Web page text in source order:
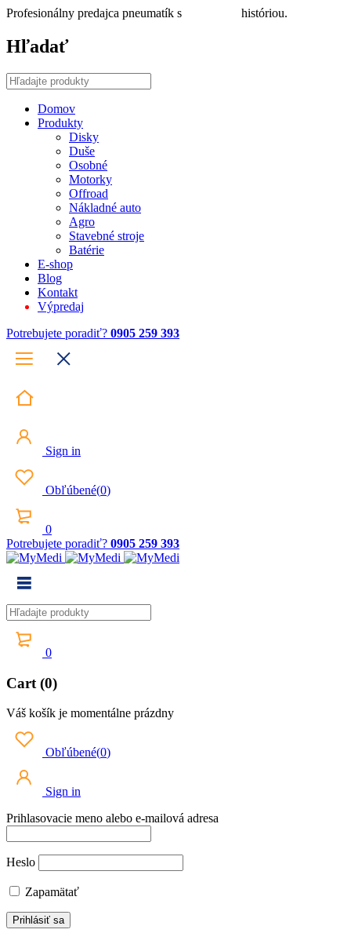
Profesionálny predajca pneumatík s históriou.
Hľadať
Domov
Produkty
Disky
Duše
Osobné
Motorky
Offroad
Nákladné auto
Agro
Stavebné stroje
Batérie
E-shop
Blog
Kontakt
Výpredaj
Potrebujete poradiť? 0905 259 393
Sign in
Obľúbené(0)
0
Potrebujete poradiť? 0905 259 393
0
Cart (0)
Váš košík je momentálne prázdny
Obľúbené(0)
Sign in
Prihlasovacie meno alebo e-mailová adresa
Heslo
Zapamätať